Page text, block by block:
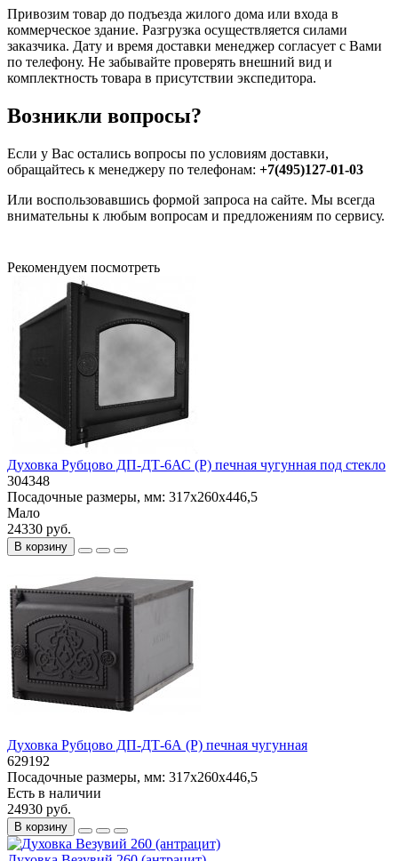
Привозим товар до подъезда жилого дома или входа в
коммерческое здание. Разгрузка осуществляется силами
заказчика. Дату и время доставки менеджер согласует с Вами
по телефону. Не забывайте проверять внешний вид и
комплектность товара в присутствии экспедитора.
Возникли вопросы?
Если у Вас остались вопросы по условиям доставки,
обращайтесь к менеджеру по телефонам: +7(495)127-01-03
Или воспользовавшись формой запроса на сайте. Мы всегда
внимательны к любым вопросам и предложениям по сервису.
Рекомендуем посмотреть
Духовка Рубцово ДП-ДТ-6АС (Р) печная чугунная под стекло
304348
Посадочные размеры, мм: 317x260x446,5
Мало
24330 руб.
В корзину
Духовка Рубцово ДП-ДТ-6А (Р) печная чугунная
629192
Посадочные размеры, мм: 317x260x446,5
Есть в наличии
24930 руб.
В корзину